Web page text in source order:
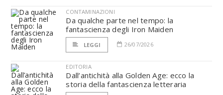
CONTAMINAZIONI
Da qualche parte nel tempo: la
fantascienza degli Iron Maiden
LEGGI 26/07/2026
EDITORIA
Dall’antichità alla Golden Age: ecco la
storia della fantascienza letteraria